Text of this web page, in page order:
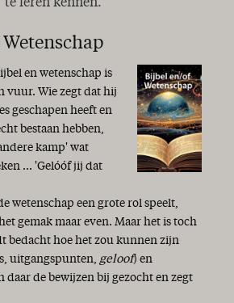
...
en leugen
te leren kennen.
en wetenschap is
vuur. Wie zegt dat hij
geschapen heeft en
bestaan hebben,
kamp' wat
... 'Gelóóf jij dat
wetenschap een grote rol speelt,
gemak maar even. Maar het is toch
bedacht hoe het zou kunnen zijn
uitgangspunten, geloof) en
daar de bewijzen bij gezocht en zegt